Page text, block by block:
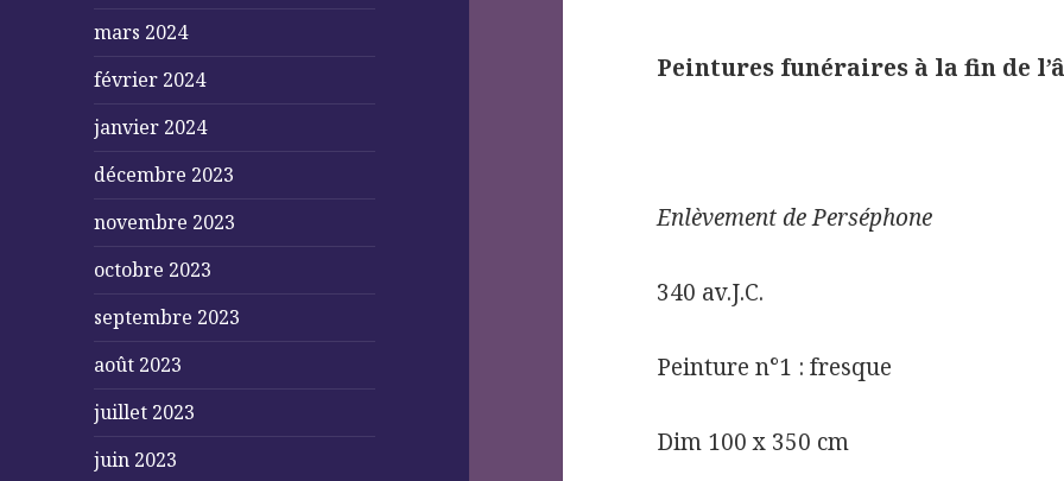
mars 2024
février 2024
janvier 2024
décembre 2023
novembre 2023
octobre 2023
septembre 2023
août 2023
juillet 2023
juin 2023
Peintures funéraires à la fin de
Enlèvement de Perséphone
340 av.J.C.
Peinture n°1 : fresque
Dim 100 x 350 cm